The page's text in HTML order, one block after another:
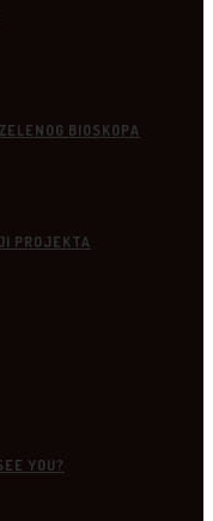
BIOSKOPA
PROJEKTA
YOU?